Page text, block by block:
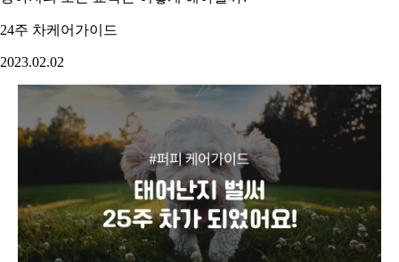
24주 차케어가이드
2023.02.02